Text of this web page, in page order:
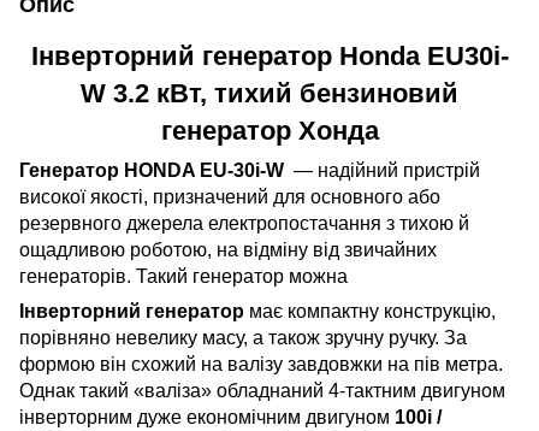
Інверторний генератор Honda EU30i-
W 3.2 кВт, тихий бензиновий
генератор Хонда
Генератор HONDA EU-30i-W — надійний пристрій
високої якості, призначений для основного або
резервного джерела електропостачання з тихою й
ощадливою роботою, на відміну від звичайних
генераторів. Такий генератор можна
Інверторний генератор має компактну конструкцію,
порівняно невелику масу, а також зручну ручку. За
формою він схожий на валізу завдовжки на пів метра.
Однак такий «валіза» обладнаний 4-тактним двигуном
інверторним дуже економічним двигуном 100i /